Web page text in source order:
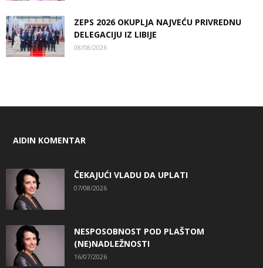
ZEPS 2026 OKUPLJA NAJVEĆU PRIVREDNU
DELEGACIJU IZ LIBIJE
08/08/2026
AIDIN KOMENTAR
ČEKAJUĆI VLADU DA UPLATI
07/08/2026
NESPOSOBNOST POD PLAŠTOM
(NE)NADLEŽNOSTI
16/07/2026